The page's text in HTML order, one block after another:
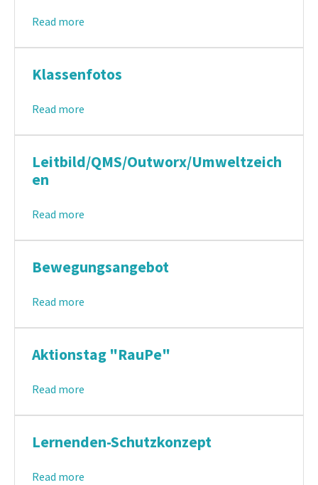
Read more
Klassenfotos
Read more
Leitbild/QMS/Outworx/Umweltzeich
en
Read more
Bewegungsangebot
Read more
Aktionstag "RauPe"
Read more
Lernenden-Schutzkonzept
Read more